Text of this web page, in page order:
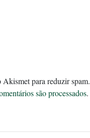
Akismet para reduzir spam.
são processados.